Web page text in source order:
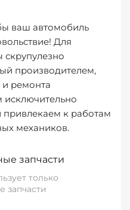
ваш автомобиль
Для
производителем,
и ремонта
исключительно
привлекаем к работам
механиков.
запчасти
только
запчасти